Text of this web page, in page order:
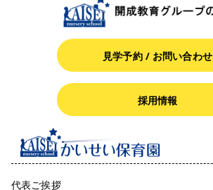
見学予約 / お問い合わせ
採用情報
代表ご挨拶